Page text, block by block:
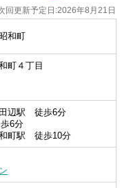
更新予定日:2026年8月21日
和町
町４丁目
辺駅 徒歩6分
6分
町駅 徒歩10分